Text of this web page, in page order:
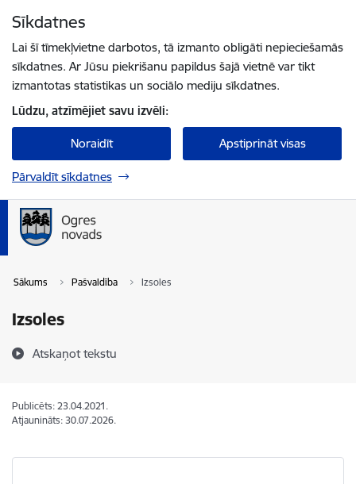
Sīkdatnes
Lai šī tīmekļvietne darbotos, tā izmanto obligāti nepieciešamās
sīkdatnes. Ar Jūsu piekrišanu papildus šajā vietnē var tikt
izmantotas statistikas un sociālo mediju sīkdatnes.
Lūdzu, atzīmējiet savu izvēli:
Noraidīt Apstiprināt visas
Pārvaldīt sīkdatnes
Sākums Pašvaldība Izsoles
Izsoles
Atskaņot tekstu
Publicēts: 23.04.2021.
Atjaunināts: 30.07.2026.